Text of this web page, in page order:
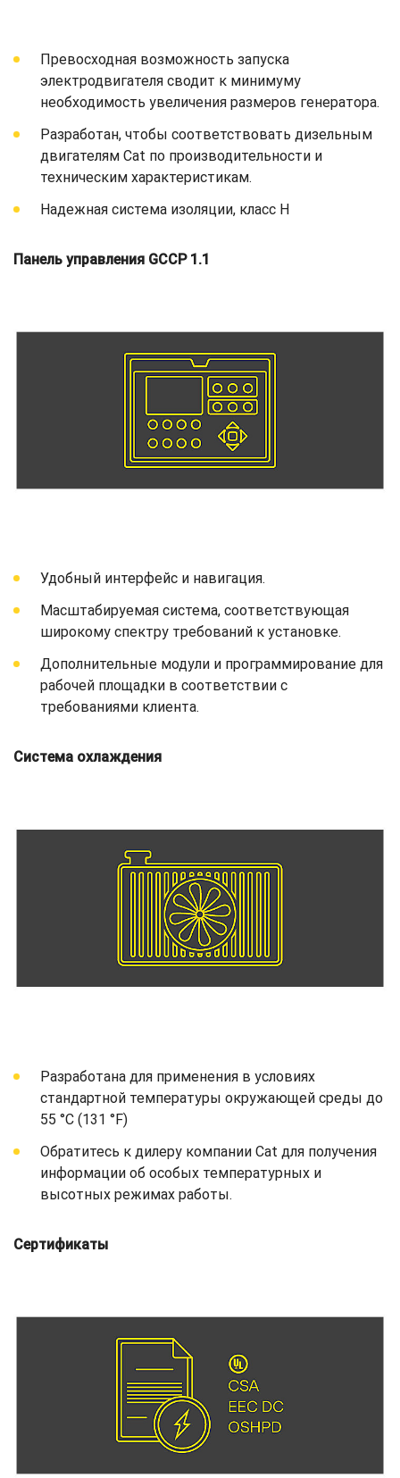
Превосходная возможность запуска
электродвигателя сводит к минимуму
необходимость увеличения размеров генератора.
Разработан, чтобы соответствовать дизельным
двигателям Cat по производительности и
техническим характеристикам.
Надежная система изоляции, класс H
Панель управления GCCP 1.1
Удобный интерфейс и навигация.
Масштабируемая система, соответствующая
широкому спектру требований к установке.
Дополнительные модули и программирование для
рабочей площадки в соответствии с
требованиями клиента.
Система охлаждения
Разработана для применения в условиях
стандартной температуры окружающей среды до
55 °C (131 °F)
Обратитесь к дилеру компании Cat для получения
информации об особых температурных и
высотных режимах работы.
Сертификаты